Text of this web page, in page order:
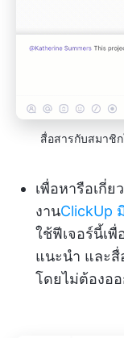
สื่อสารกับสมาชิ
เพื่อหารือเกี่ย
งานClickUp
ใช้ฟีเจอร์นี้เ
แนะนำ และสื่
โดยไม่ต้องอ